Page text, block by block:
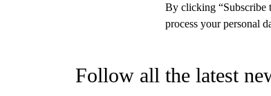
By clicking “Subscribe
process your personal
Follow all the latest